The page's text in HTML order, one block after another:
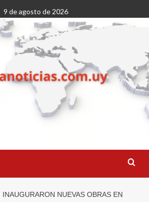
9 de agosto de 2026
INAUGURARON NUEVAS OBRAS EN